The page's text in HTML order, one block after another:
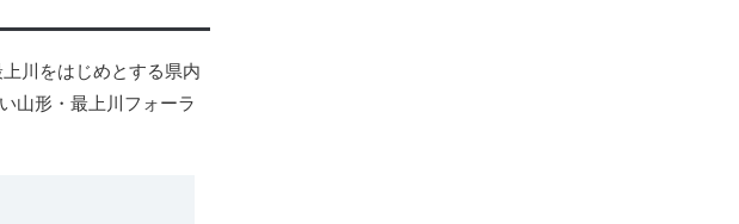
川をはじめとする県内
山形・最上川フォーラ